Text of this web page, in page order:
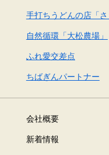
手打ちうどんの店「さ
自然循環「大松農場」
ふれ愛交差点
ちばぎんパートナー
会社概要
新着情報